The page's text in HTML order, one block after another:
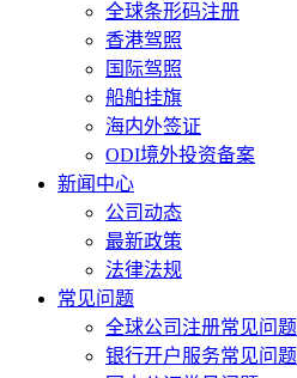
全球条形码注册
香港驾照
国际驾照
船舶挂旗
海内外签证
ODI境外投资备案
新闻中心
公司动态
最新政策
法律法规
常见问题
全球公司注册常见问题
银行开户服务常见问题